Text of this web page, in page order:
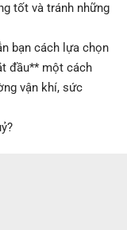
tốt và tránh những
bạn cách lựa chọn
đầu** một cách
vận khí, sức